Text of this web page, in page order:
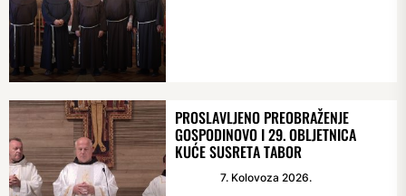
PROSLAVLJENO PREOBRAŽENJE
GOSPODINOVO I 29. OBLJETNICA
KUĆE SUSRETA TABOR
7. Kolovoza 2026.